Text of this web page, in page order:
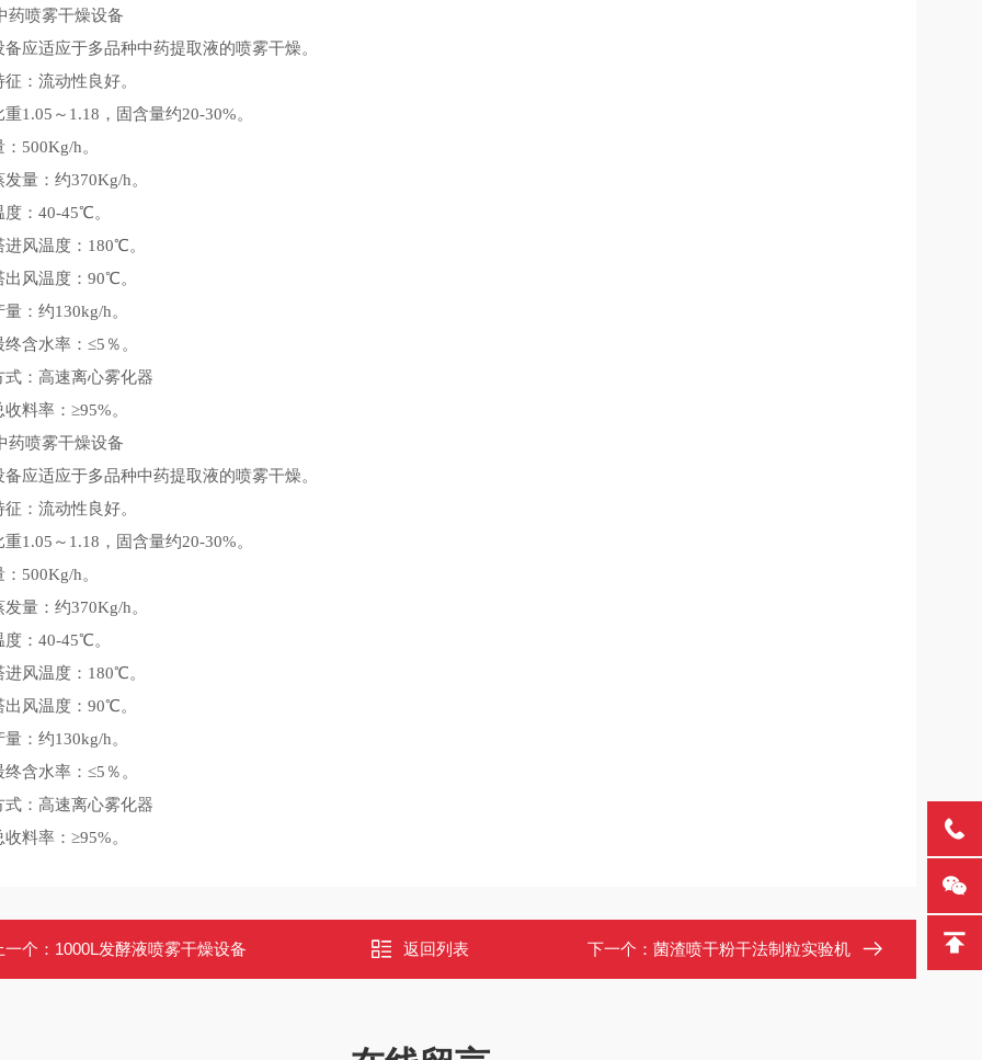
药喷雾干燥设备
备应适应于多品种中药提取液的喷雾干燥。
：流动性良好。
1.05～1.18，固含量约20-30%。
500Kg/h。
量：约370Kg/h。
度：40-45℃。
进风温度：180℃。
出风温度：90℃。
：约130kg/h。
含水率：≤5％。
式：高速离心雾化器
料率：≥95%。
药喷雾干燥设备
备应适应于多品种中药提取液的喷雾干燥。
：流动性良好。
1.05～1.18，固含量约20-30%。
500Kg/h。
量：约370Kg/h。
度：40-45℃。
进风温度：180℃。
出风温度：90℃。
：约130kg/h。
含水率：≤5％。
式：高速离心雾化器
料率：≥95%。
一个： 1000L发酵液喷雾干燥设备 返回列表 下一个： 菌渣喷干粉干法制粒实验机